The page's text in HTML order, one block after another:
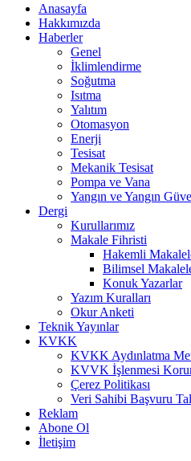
Anasayfa
Hakkımızda
Haberler
Genel
İklimlendirme
Soğutma
Isıtma
Yalıtım
Otomasyon
Enerji
Tesisat
Mekanik Tesisat
Pompa ve Vana
Yangın ve Yangın
Dergi
Kurullarımız
Makale Fihristi
Hakemli
Bilimsel
Konuk Yazarlar
Yazım Kuralları
Okur Anketi
Teknik Yayınlar
KVKK
KVKK Aydınlatma
KVVK İşlenmesi
Çerez Politikası
Veri Sahibi Başvuru
Reklam
Abone Ol
İletişim